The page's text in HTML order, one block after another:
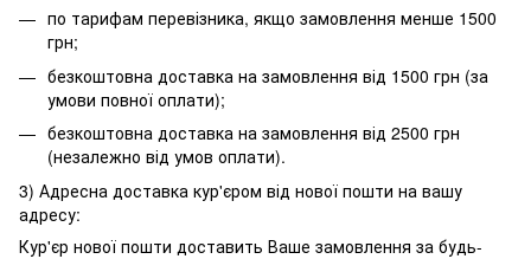
по тарифам перевізника, якщо замовлення менше 1500
грн;
безкоштовна доставка на замовлення від 1500 грн (за
умови повної оплати);
безкоштовна доставка на замовлення від 2500 грн
(незалежно від умов оплати).
3) Адресна доставка кур'єром від нової пошти на вашу
адресу:
Кур'єр нової пошти доставить Ваше замовлення за будь-